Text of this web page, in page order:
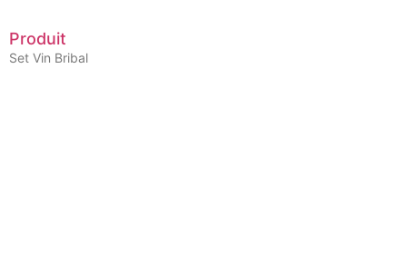
Produit
Set Vin Bribal